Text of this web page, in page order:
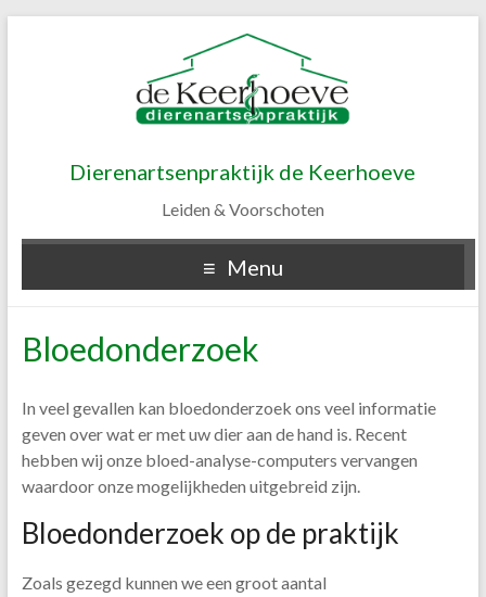
Dierenartsenpraktijk de Keerhoeve
Leiden & Voorschoten
Menu
Bloedonderzoek
In veel gevallen kan bloedonderzoek ons veel informatie
geven over wat er met uw dier aan de hand is. Recent
hebben wij onze bloed-analyse-computers vervangen
waardoor onze mogelijkheden uitgebreid zijn.
Bloedonderzoek op de praktijk
Zoals gezegd kunnen we een groot aantal